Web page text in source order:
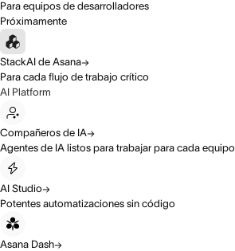
Para equipos de desarrolladores
Próximamente
StackAI de Asana
Para cada flujo de trabajo crítico
AI Platform
Compañeros de IA
Agentes de IA listos para trabajar para cada equipo
AI Studio
Potentes automatizaciones sin código
Asana Dash